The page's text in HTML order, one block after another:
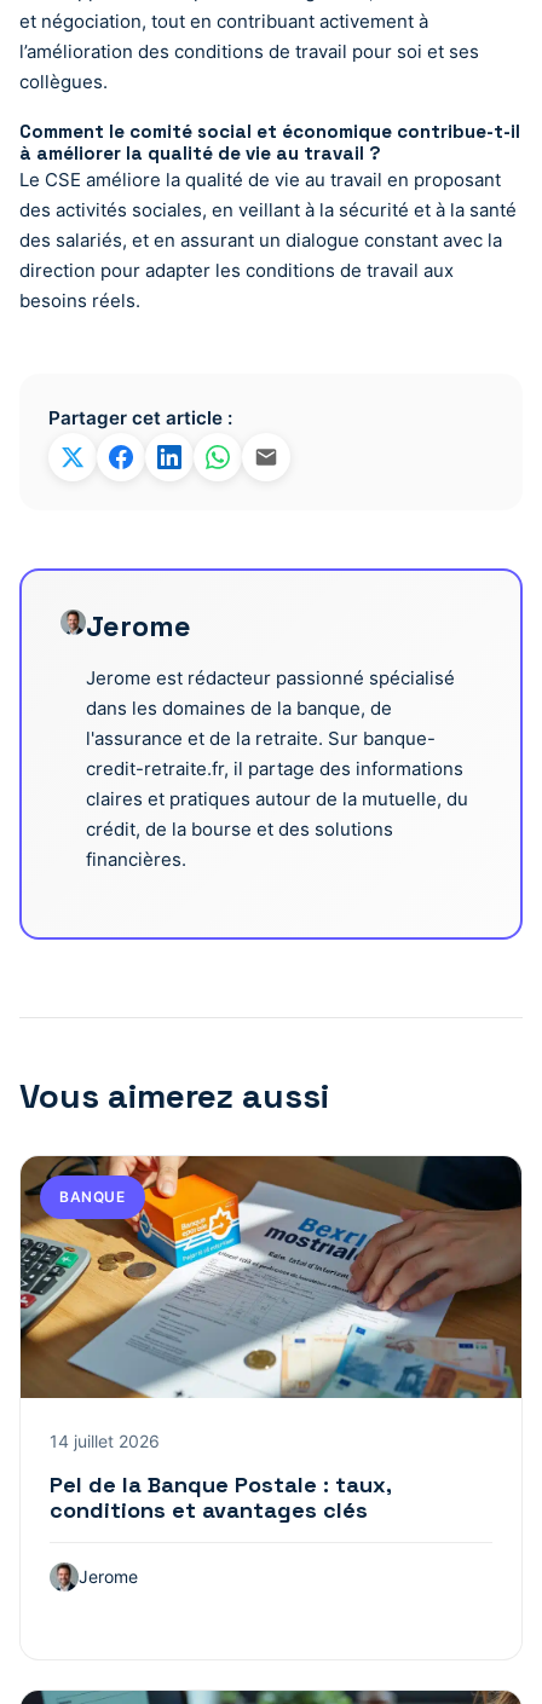
et négociation, tout en contribuant activement à
l’amélioration des conditions de travail pour soi et ses
collègues.
Comment le comité social et économique contribue-t-il
à améliorer la qualité de vie au travail ?
Le CSE améliore la qualité de vie au travail en proposant
des activités sociales, en veillant à la sécurité et à la santé
des salariés, et en assurant un dialogue constant avec la
direction pour adapter les conditions de travail aux
besoins réels.
Partager cet article :
Jerome
Jerome est rédacteur passionné spécialisé
dans les domaines de la banque, de
l'assurance et de la retraite. Sur banque-
credit-retraite.fr, il partage des informations
claires et pratiques autour de la mutuelle, du
crédit, de la bourse et des solutions
financières.
Vous aimerez aussi
BANQUE
14 juillet 2026
Pel de la Banque Postale : taux,
conditions et avantages clés
Jerome